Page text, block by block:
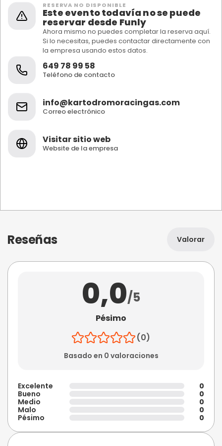
RESERVA NO DISPONIBLE
Este evento todavía no se puede
reservar desde Funly
Ahora mismo no puedes completar la reserva aquí.
Si lo necesitas, puedes contactar directamente con
la empresa usando estos datos.
649 78 99 58
Teléfono de contacto
info@kartodromoracingas.com
Correo electrónico
Visitar sitio web
Website de la empresa
Reseñas Valorar
0,0/5
Pésimo
(0)
Basado en 0 valoraciones
Excelente
0
Bueno
0
Medio
0
Malo
0
Pésimo
0